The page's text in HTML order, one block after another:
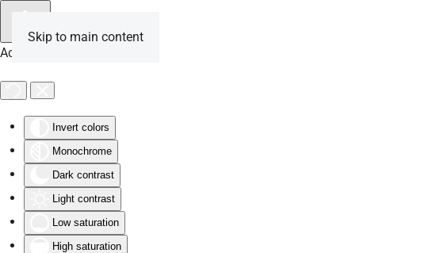
Accessibility Tools
Invert colors
Monochrome
Dark contrast
Light contrast
Low saturation
High saturation
Skip to main content